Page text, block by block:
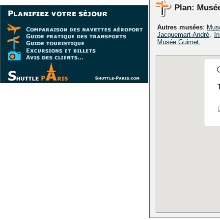
Plan:
Autres musées:
Jacquemart-André,
Musée Guimet,